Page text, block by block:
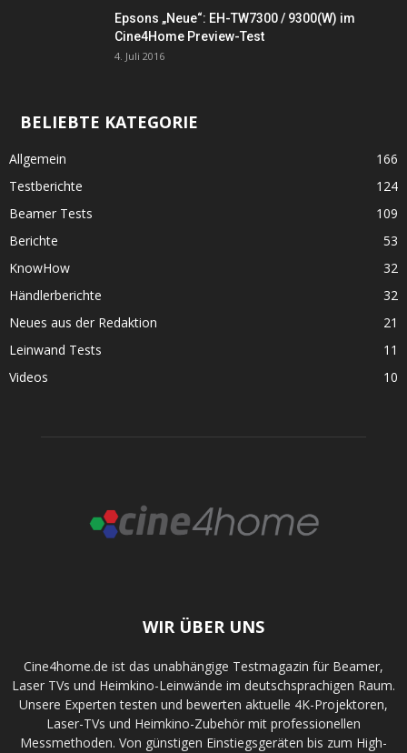
Epsons „Neue“: EH-TW7300 / 9300(W) im
Cine4Home Preview-Test
4. Juli 2016
BELIEBTE KATEGORIE
Allgemein
166
Testberichte
124
Beamer Tests
109
Berichte
53
KnowHow
32
Händlerberichte
32
Neues aus der Redaktion
21
Leinwand Tests
11
Videos
10
WIR ÜBER UNS
Cine4home.de ist das unabhängige Testmagazin für Beamer,
Laser TVs und Heimkino-Leinwände im deutschsprachigen Raum.
Unsere Experten testen und bewerten aktuelle 4K-Projektoren,
Laser-TVs und Heimkino-Zubehör mit professionellen
Messmethoden. Von günstigen Einstiegsgeräten bis zum High-